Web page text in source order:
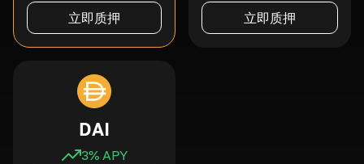
立即质押 立即质押
DAI
3% APY